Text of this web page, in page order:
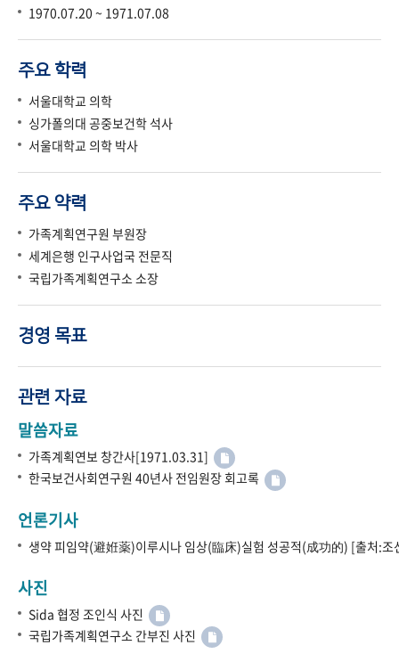
1970.07.20 ~ 1971.07.08
주요 학력
서울대학교 의학
싱가폴의대 공중보건학 석사
서울대학교 의학 박사
주요 약력
가족계획연구원 부원장
세계은행 인구사업국 전문직
국립가족계획연구소 소장
경영 목표
관련 자료
말씀자료
가족계획연보 창간사[1971.03.31]
한국보건사회연구원 40년사 전임원장 회고록
언론기사
생약 피임약(避姙薬)이루시나 임상(臨床)실험 성공적(成功的) [출처:
사진
Sida 협정 조인식 사진
국립가족계획연구소 간부진 사진